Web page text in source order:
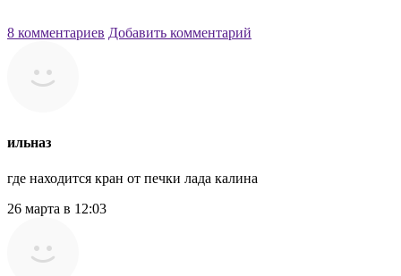
8 комментариев Добавить комментарий
ильназ
где находится кран от печки лада калина
26 марта в 12:03